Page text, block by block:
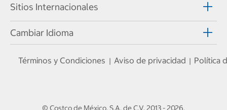
Sitios Internacionales
Cambiar Idioma
Términos y Condiciones | Aviso de privacidad | Política